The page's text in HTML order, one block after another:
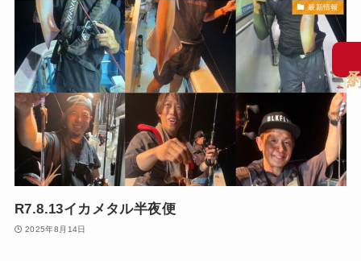
最新情報
R7.8.13イカメタル半夜便
2025年8月14日